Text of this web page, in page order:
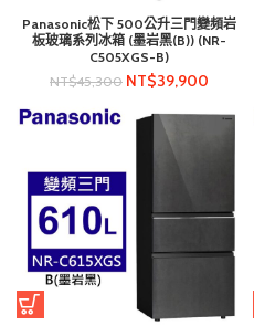
Panasonic松下 500公升三門變頻岩
板玻璃系列冰箱 (墨岩黑(B)) (NR-
C505XGS-B)
NT$45,300 NT$39,900